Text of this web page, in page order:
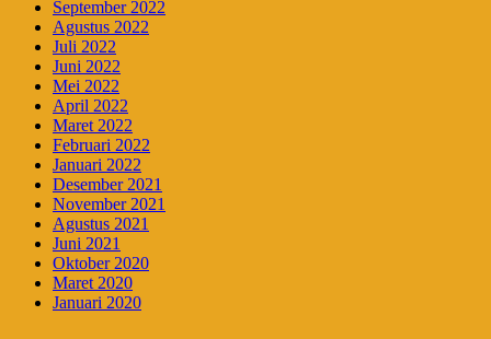
September 2022
Agustus 2022
Juli 2022
Juni 2022
Mei 2022
April 2022
Maret 2022
Februari 2022
Januari 2022
Desember 2021
November 2021
Agustus 2021
Juni 2021
Oktober 2020
Maret 2020
Januari 2020